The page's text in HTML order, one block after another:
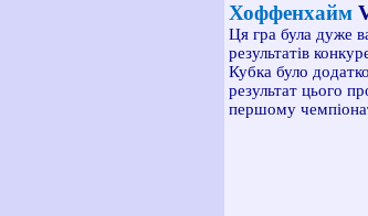
Хоффенхайм
Ця гра була дуже
результатів
Кубка було
результат цього
першому